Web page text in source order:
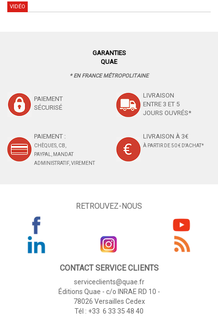
VIDÉO
GARANTIES
QUAE
* EN FRANCE MÉTROPOLITAINE
PAIEMENT
SÉCURISÉ
LIVRAISON
ENTRE 3 ET 5
JOURS OUVRÉS*
PAIEMENT :
CHÈQUES, CB,
PAYPAL, MANDAT
ADMINISTRATIF, VIREMENT
LIVRAISON À 3€
À PARTIR DE 50 € D'ACHAT*
RETROUVEZ-NOUS
CONTACT SERVICE CLIENTS
serviceclients@quae.fr
Éditions Quae - c/o INRAE RD 10 -
78026 Versailles Cedex
Tél : +33 6 33 35 48 40